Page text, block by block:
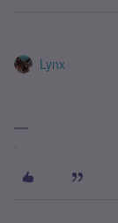
Lynx